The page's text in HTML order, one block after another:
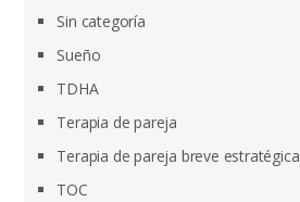
Sin categoría
Sueño
TDHA
Terapia de pareja
Terapia de pareja breve estratégica
TOC